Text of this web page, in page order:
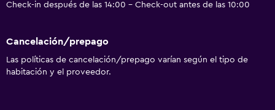
Check-in después de las 14:00 - Check-out antes de las 10:00
Cancelación/prepago
Las políticas de cancelación/prepago varían según el tipo de
habitación y el proveedor.